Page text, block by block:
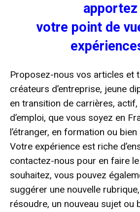
apportez
votre point de
Proposez-nous vos articles et
créateurs d’entreprise, jeune
en transition de carrières, actif,
d’emploi, que vous soyez en
l’étranger, en formation ou
Votre expérience est riche
contactez-nous pour en faire
souhaitez, vous pouvez
suggérer une nouvelle
résoudre, un nouveau sujet ou